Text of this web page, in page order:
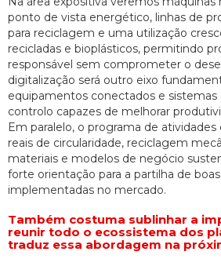
ponto de vista energético, linhas de
para reciclagem e uma utilização
recicladas e bioplásticos, permitindo
responsável sem comprometer o
digitalização será outro eixo
equipamentos conectados e sistemas
controlo capazes de melhorar
Em paralelo, o programa de atividades
reais de circularidade, reciclagem
materiais e modelos de negócio
forte orientação para a partilha de
implementadas no mercado.
Também costuma sublinhar a
reunir todo o ecossistema dos
traduz essa abordagem na